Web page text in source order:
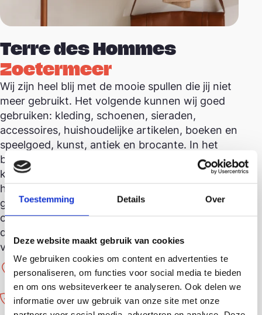
Toestemming Details Over
Deze website maakt gebruik van cookies
We gebruiken cookies om content en advertenties te
personaliseren, om functies voor social media te bieden
en om ons websiteverkeer te analyseren. Ook delen we
informatie over uw gebruik van onze site met onze
Terre des Hommes
Zoetermeer
Wij zijn heel blij met de mooie spullen die jij niet
meer gebruikt. Het volgende kunnen wij goed
gebruiken: kleding, schoenen, sieraden,
accessoires, huishoudelijke artikelen, boeken en
speelgoed, kunst, antiek en brocante. In het
bijzonder waarderen wij ook: speciale boeken,
kunstvoorwerpen, porselein, sieraden en
horloges of unieke items. Twijfel je of je donatie
geschikt is voor de winkel? Neem gerust
contact op met de winkel. Je kunt spullen
doneren tijdens de openingstijden. Wij heten je
van harte welkom!
Hannie Schaftrode 144
2717 HN Zoetermeer
(079) 321 4374